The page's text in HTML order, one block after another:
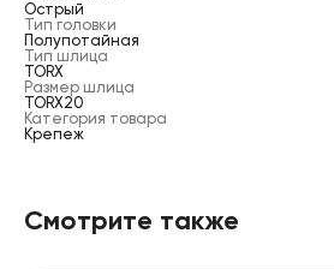
Острый
Тип головки
Полупотайная
Тип шлица
TORX
Размер шлица
TORX20
Категория товара
Крепеж
Смотрите также